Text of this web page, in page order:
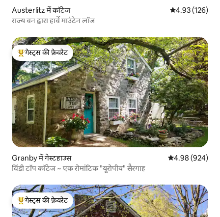
Austerlitz में कॉटेज औसत रेटिंग 5 में से
4.93 (126)
राज्य वन द्वारा हार्वे माउंटेन लॉज
गेस्ट्स का टॉप फ़ेवरेट
गेस्ट्स की फ़ेवरेट
Granby में गेस्टहाउस औसत रेटिंग 5 में से
4.98 (924)
विंडी टॉप कॉटेज ~ एक रोमांटिक "यूरोपीय" सैरगाह
गेस्ट्स का टॉप फ़ेवरेट
गेस्ट्स की फ़ेवरेट